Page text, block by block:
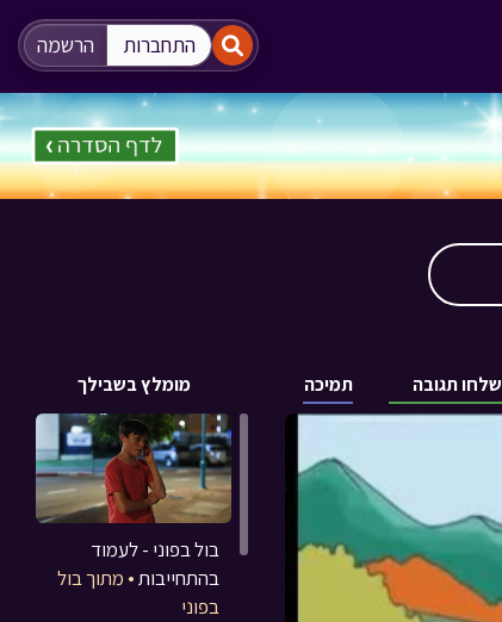
התחברות הרשמה
מומלץ בשבילך תמיכה שלחו תגובה
בול בפוני - לעמוד
בהתחייבות• מתוך בול
בפוני